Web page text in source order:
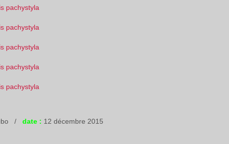
/ date : 12 décembre 2015